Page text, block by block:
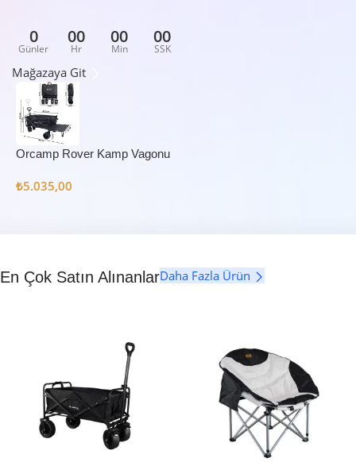
0
Günler
00
Hr
00
Min
00
SSK
Mağazaya Git
Orcamp Rover Kamp Vagonu
₺5.035,00
En Çok Satın AlınanlarDaha Fazla Ürün